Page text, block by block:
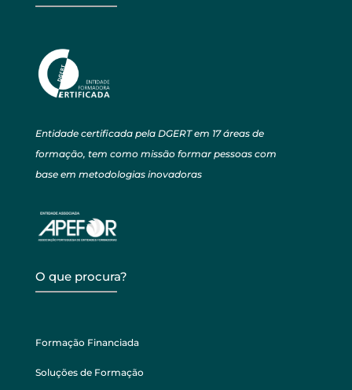
Entidade certificada pela DGERT em 17 áreas de
formação, tem como missão formar pessoas com
base em metodologias inovadoras
O que procura?
Formação Financiada
Soluções de Formação